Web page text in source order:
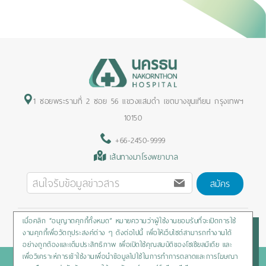
1 ซอยพระรามที่ 2 ซอย 56 แขวงแสมดำ เขตบางขุนเทียน กรุงเทพฯ
10150
+66-2450-9999
เส้นทางมาโรงพยาบาล
สมัคร
Privacy Policy/Cookies Policy/Sitemap/สิทธิผู้ป่วย
Copyright © 2020 Nakornthon Hospital. All rights reserved
เมื่อคลิก “อนุญาตคุกกี้ทั้งหมด” หมายความว่าผู้ใช้งานยอมรับที่จะเปิดการใช้
งานคุกกี้เพื่อวัตถุประสงค์ต่าง ๆ ดังต่อไปนี้ เพื่อให้เว็บไซต์สามารถทำงานได้
อย่างถูกต้องและเต็มประสิทธิภาพ เพื่อเปิดใช้คุณสมบัติของโซเชียลมีเดีย และ
เพื่อวิเคราะห์การเข้าใช้งานเพื่อนำข้อมูลไปใช้ในการทำการตลาดและการโฆษณา